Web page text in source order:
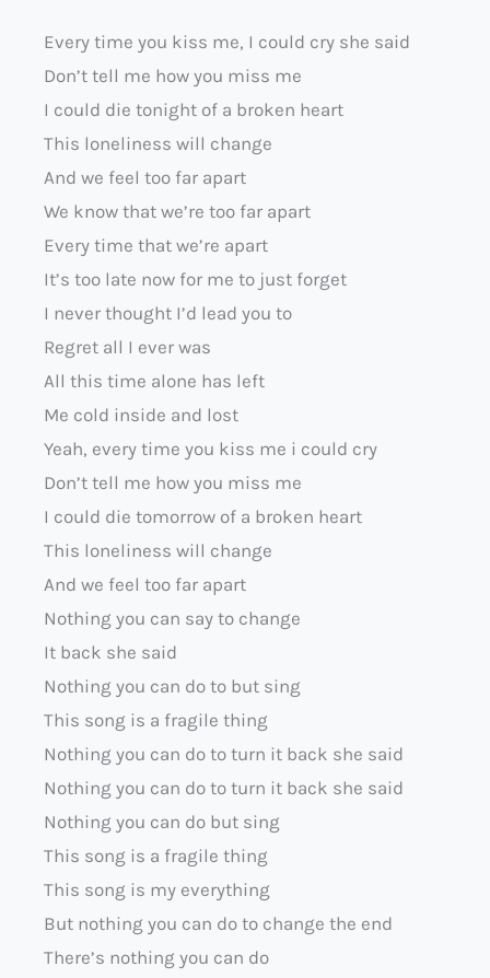
Every time you kiss me, I could cry she said
Don’t tell me how you miss me
I could die tonight of a broken heart
This loneliness will change
And we feel too far apart
We know that we’re too far apart
Every time that we’re apart
It’s too late now for me to just forget
I never thought I’d lead you to
Regret all I ever was
All this time alone has left
Me cold inside and lost
Yeah, every time you kiss me i could cry
Don’t tell me how you miss me
I could die tomorrow of a broken heart
This loneliness will change
And we feel too far apart
Nothing you can say to change
It back she said
Nothing you can do to but sing
This song is a fragile thing
Nothing you can do to turn it back she said
Nothing you can do to turn it back she said
Nothing you can do but sing
This song is a fragile thing
This song is my everything
But nothing you can do to change the end
There’s nothing you can do